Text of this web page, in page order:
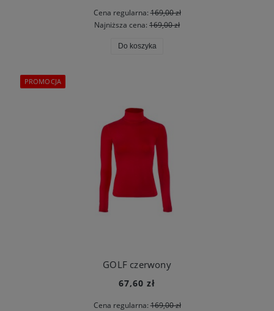
Cena regularna:169,00 zł
Najniższa cena: 169,00 zł
Do koszyka
GOLF czerwony
67,60 zł
Cena regularna:169,00 zł
PROMOCJA